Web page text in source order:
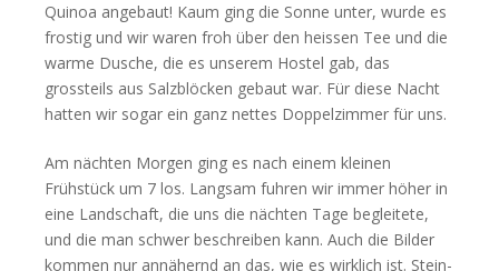
Quinoa angebaut! Kaum ging die Sonne unter, wurde es
frostig und wir waren froh über den heissen Tee und die
warme Dusche, die es unserem Hostel gab, das
grossteils aus Salzblöcken gebaut war. Für diese Nacht
hatten wir sogar ein ganz nettes Doppelzimmer für uns.
Am nächten Morgen ging es nach einem kleinen
Frühstück um 7 los. Langsam fuhren wir immer höher in
eine Landschaft, die uns die nächten Tage begleitete,
und die man schwer beschreiben kann. Auch die Bilder
kommen nur annähernd an das, wie es wirklich ist. Stein-